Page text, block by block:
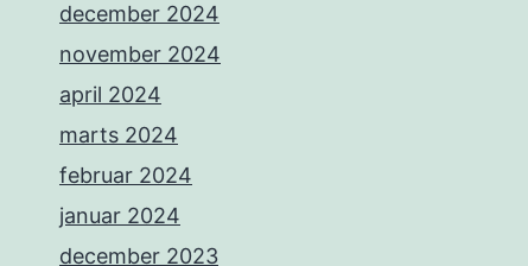
december 2024
november 2024
april 2024
marts 2024
februar 2024
januar 2024
december 2023